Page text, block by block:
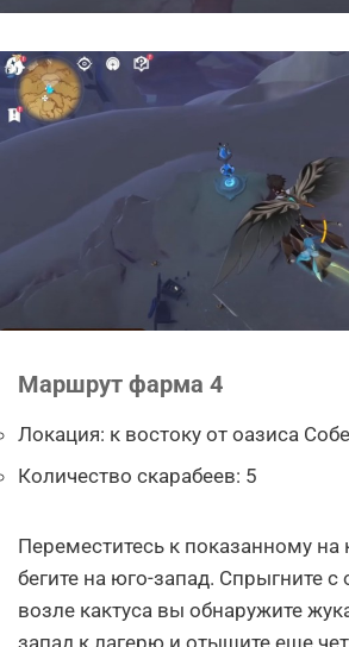
Маршрут фарма 4
Локация: к востоку от оазиса
Количество скарабеев: 5
Переместитесь к показанному на
бегите на юго-запад. Спрыгните с
возле кактуса вы обнаружите
запад к лагерю и отыщите еще